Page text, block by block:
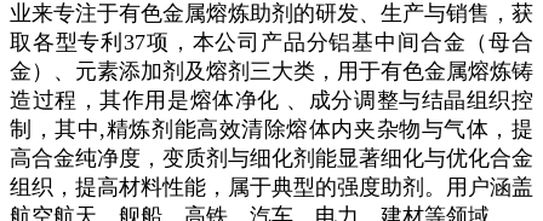
业来专注于有色金属熔炼助剂的研发、生产与销售，获
取各型专利37项，本公司产品分铝基中间合金（母合
金）、元素添加剂及熔剂三大类，用于有色金属熔炼铸
造过程，其作用是熔体净化 、成分调整与结晶组织控
制，其中,精炼剂能高效清除熔体内夹杂物与气体，提
高合金纯净度，变质剂与细化剂能显著细化与优化合金
组织，提高材料性能，属于典型的强度助剂。用户涵盖
航空航天、舰船、高铁、汽车、电力、建材等领域。